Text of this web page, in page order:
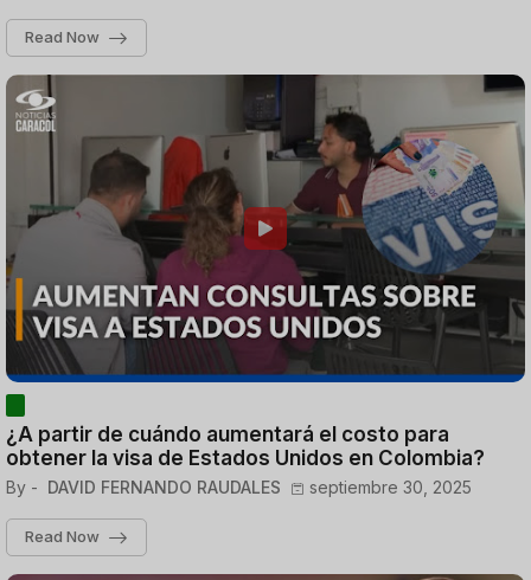
Read Now
¿A partir de cuándo aumentará el costo para
obtener la visa de Estados Unidos en Colombia?
By - DAVID FERNANDO RAUDALES septiembre 30, 2025
Read Now